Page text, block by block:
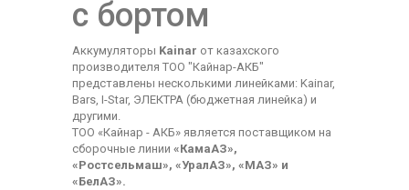
с бортом
Аккумуляторы Kainar от казахского
производителя ТОО "Кайнар-АКБ"
представлены несколькими линейками: Kainar,
Bars, I-Star, ЭЛЕКТРА (бюджетная линейка) и
другими.
ТОО «Кайнар - АКБ» является поставщиком на
сборочные линии «КамаАЗ»,
«Ростсельмаш», «УралАЗ», «МАЗ» и
«БелАЗ».